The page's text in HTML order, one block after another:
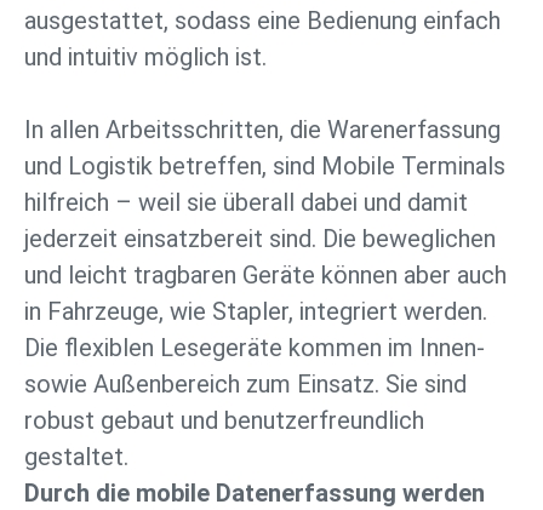
ausgestattet, sodass eine Bedienung einfach
und intuitiv möglich ist.
In allen Arbeitsschritten, die Warenerfassung
und Logistik betreffen, sind Mobile Terminals
hilfreich – weil sie überall dabei und damit
jederzeit einsatzbereit sind. Die beweglichen
und leicht tragbaren Geräte können aber auch
in Fahrzeuge, wie Stapler, integriert werden.
Die flexiblen Lesegeräte kommen im Innen-
sowie Außenbereich zum Einsatz. Sie sind
robust gebaut und benutzerfreundlich
gestaltet.
Durch die mobile Datenerfassung werden